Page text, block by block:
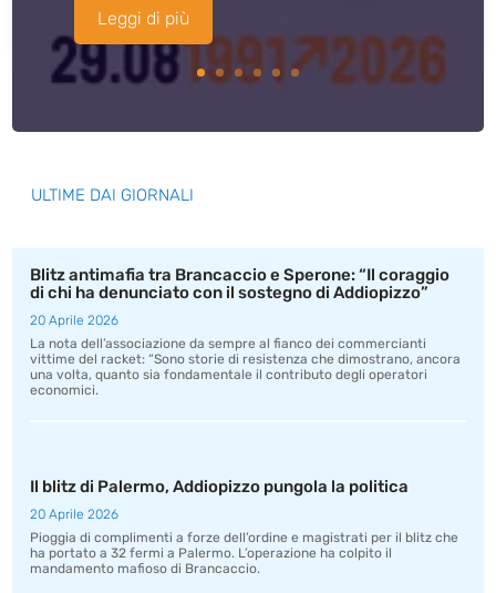
Leggi di più
ULTIME DAI GIORNALI
Blitz antimafia tra Brancaccio e Sperone: “Il coraggio
di chi ha denunciato con il sostegno di Addiopizzo”
20 Aprile 2026
La nota dell’associazione da sempre al fianco dei commercianti
vittime del racket: “Sono storie di resistenza che dimostrano, ancora
una volta, quanto sia fondamentale il contributo degli operatori
economici.
Il blitz di Palermo, Addiopizzo pungola la politica
20 Aprile 2026
Pioggia di complimenti a forze dell’ordine e magistrati per il blitz che
ha portato a 32 fermi a Palermo. L’operazione ha colpito il
mandamento mafioso di Brancaccio.